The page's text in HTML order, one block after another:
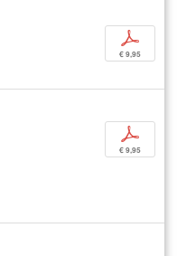
p
€ 9,95
p
€ 9,95